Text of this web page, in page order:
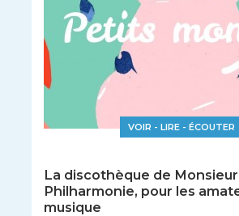
VOIR - LIRE - ÉCOUTER
La discothèque de
Philharmonie, pour les
musique